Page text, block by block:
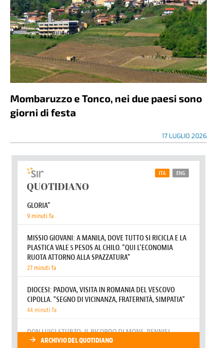
Mombaruzzo e Tonco, nei due paesi sono
giorni di festa
17 LUGLIO 2026